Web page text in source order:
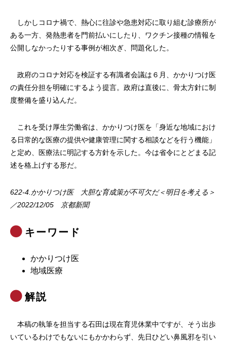
しかしコロナ禍で、熱心に往診や急患対応に取り組む診療所が
ある一方、発熱患者を門前払いにしたり、ワクチン接種の情報を
公開しなかったりする事例が相次ぎ、問題化した。
政府のコロナ対応を検証する有識者会議は６月、かかりつけ医
の責任分担を明確にするよう提言。政府は直後に、骨太方針に制
度整備を盛り込んだ。
これを受け厚生労働省は、かかりつけ医を「身近な地域におけ
る日常的な医療の提供や健康管理に関する相談などを行う機能」
と定め、医療法に明記する方針を示した。今は省令にとどまる記
述を格上げする形だ。
622-4.かかりつけ医 大胆な育成策が不可欠だ＜明日を考える＞
／2022/12/05 京都新聞
キーワード
かかりつけ医
地域医療
解説
本稿の執筆を担当する石田は現在育児休業中ですが、そう出歩
いているわけでもないにもかかわらず、先日ひどい鼻風邪を引い